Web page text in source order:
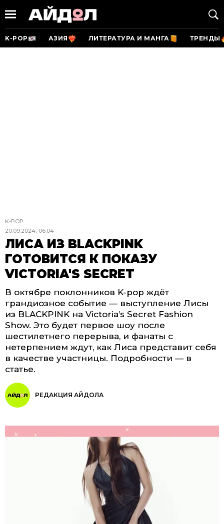
K-POP АЗИЯ ЛИТЕРАТУРА И МАНГА ТРЕНДЫ
K-POP
20.09.2024, 06:04
ЛИСА ИЗ BLACKPINK
ГОТОВИТСЯ К ПОКАЗУ
VICTORIA'S SECRET
В октябре поклонников K-pop ждёт
грандиозное событие — выступление Лисы
из BLACKPINK на Victoria’s Secret Fashion
Show. Это будет первое шоу после
шестилетнего перерыва, и фанаты с
нетерпением ждут, как Лиса представит себя
в качестве участницы. Подробности — в
статье.
РЕДАКЦИЯ АЙДОЛА